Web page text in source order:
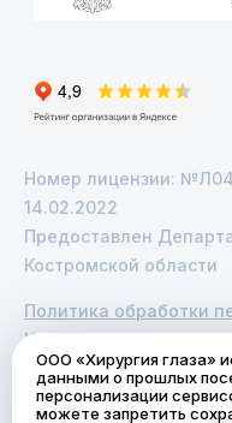
Номер лицензии:
14.02.2022
Предоставлен
Костромской области
Политика обработки
Услуги по полисам
© 2026 ООО
ООО «Хирургия глаза»
данными о прошлых
персонализации
можете запретить